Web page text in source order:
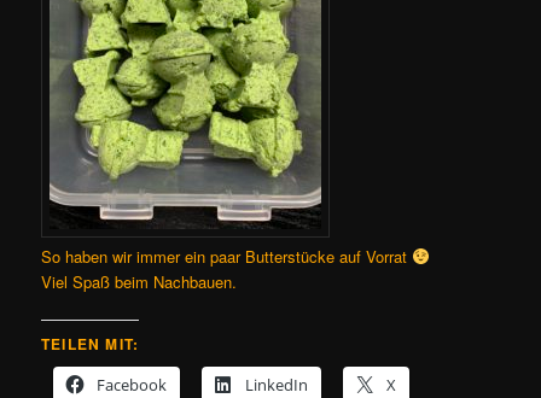
So haben wir immer ein paar Butterstücke auf Vorrat
Viel Spaß beim Nachbauen.
TEILEN MIT:
Facebook
LinkedIn X